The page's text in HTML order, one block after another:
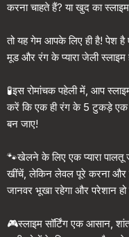
करना चाहते हैं? या खुद का
तो यह गेम आपके लिए ही है! पेश
मूड और रंग के प्यारा जेली स्लाइम
🧪इस रोमांचक पहेली में, आप
करें कि एक ही रंग के 5 टुकड़े
बन जाए!
🐾खेलने के लिए एक प्यारा
खींचें, लेकिन लेवल पूरे करना और
जानवर भूखा रहेगा और परेशान हो
🎮स्लाइम सॉर्टिंग एक आसान,